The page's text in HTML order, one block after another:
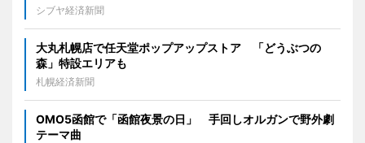
シブヤ経済新聞
大丸札幌店で任天堂ポップアップストア 「どうぶつの
森」特設エリアも
札幌経済新聞
OMO5函館で「函館夜景の日」 手回しオルガンで野外劇
テーマ曲